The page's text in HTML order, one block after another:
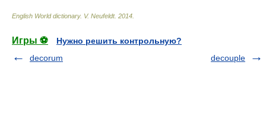
English World dictionary. V. Neufeldt. 2014
Игры ⚽
Нужно решить контрольную?
decorum
decouple